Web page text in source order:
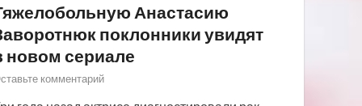
Анастасию
поклонники увидят
новом сериале
комментарий